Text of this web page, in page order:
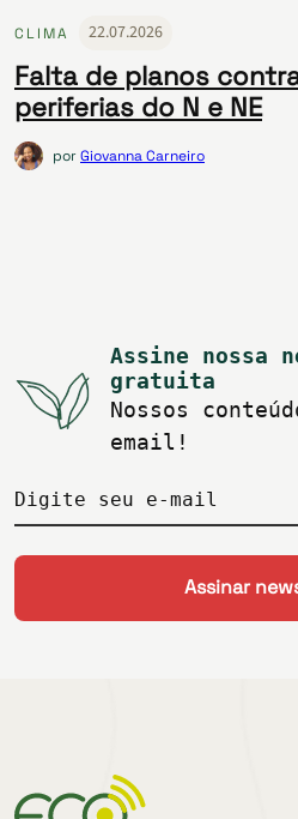
CLIMA 22.07.2026
Falta de planos
periferias do N e NE
porGiovanna Carneiro
Assine nossa
gratuita
Nossos
email!
Digite seu e-mail